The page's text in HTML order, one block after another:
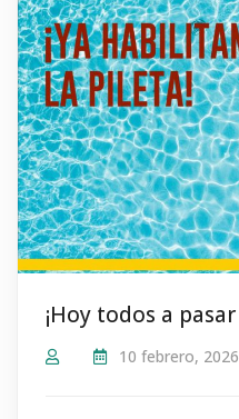
10 febrero, 2026